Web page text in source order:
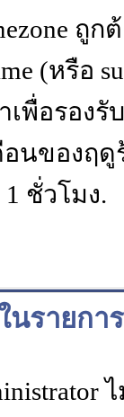
ถู
(หรือ
พื่อรอง
อนของฤ
ชั่วโมง.
รายกา